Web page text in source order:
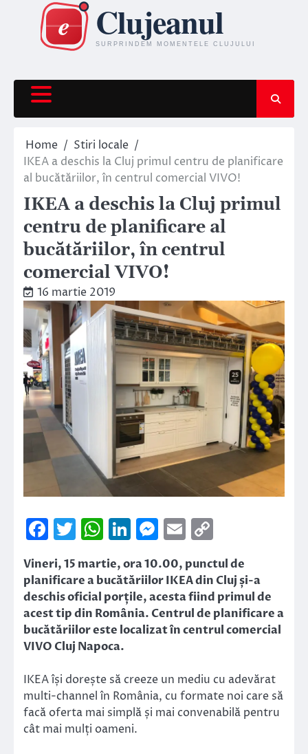
content
Home
Stiri locale
IKEA a deschis la Cluj primul centru de planificare
al bucătăriilor, în centrul comercial VIVO!
IKEA a deschis la Cluj primul
centru de planificare al
bucătăriilor, în centrul
comercial VIVO!
16 martie 2019
Facebook
Twitter
WhatsApp
LinkedIn
Messenger
Email
Link
Vineri, 15 martie, ora 10.00, punctul de
planificare a bucătăriilor IKEA din Cluj și-a
deschis oficial porțile, acesta fiind primul de
acest tip din România. Centrul de planificare a
bucătăriilor este localizat în centrul comercial
VIVO Cluj Napoca.
IKEA își dorește să creeze un mediu cu adevărat
multi-channel în România, cu formate noi care să
facă oferta mai simplă și mai convenabilă pentru
cât mai mulți oameni.